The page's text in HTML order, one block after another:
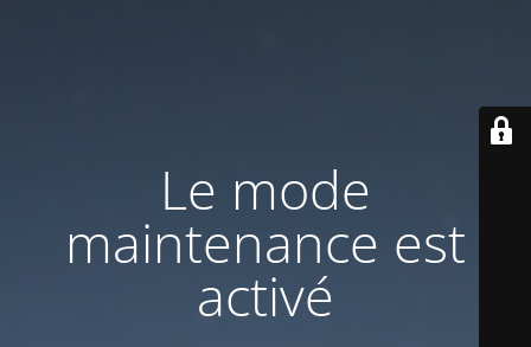
Le mode
maintenance est
activé